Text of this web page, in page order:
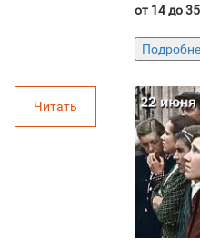
от 14 до
Читать